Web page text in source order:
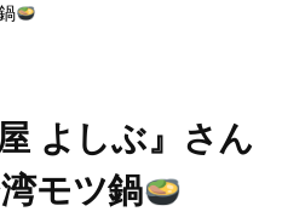
よしぶ』さん
モツ鍋